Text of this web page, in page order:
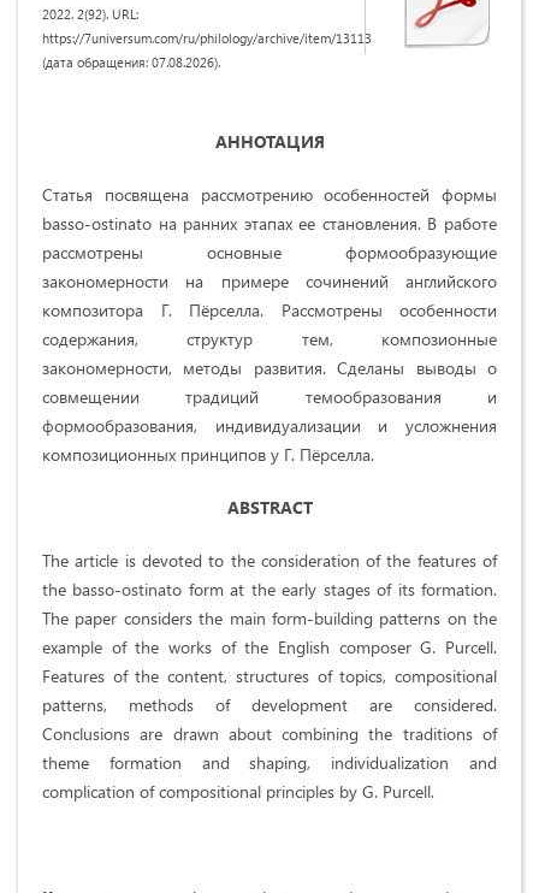
2022. 2(92). URL:
https://7universum.com/ru/philology/archive/item/13113
(дата обращения: 07.08.2026).
АННОТАЦИЯ
Статья посвящена рассмотрению особенностей формы
basso-ostinato на ранних этапах ее становления. В работе
рассмотрены основные формообразующие
закономерности на примере сочинений английского
композитора Г. Пёрселла. Рассмотрены особенности
содержания, структур тем, композионные
закономерности, методы развития. Сделаны выводы о
совмещении традиций темообразования и
формообразования, индивидуализации и усложнения
композиционных принципов у Г. Пёрселла.
ABSTRACT
The article is devoted to the consideration of the features of
the basso-ostinato form at the early stages of its formation.
The paper considers the main form-building patterns on the
example of the works of the English composer G. Purcell.
Features of the content, structures of topics, compositional
patterns, methods of development are considered.
Conclusions are drawn about combining the traditions of
theme formation and shaping, individualization and
complication of compositional principles by G. Purcell.